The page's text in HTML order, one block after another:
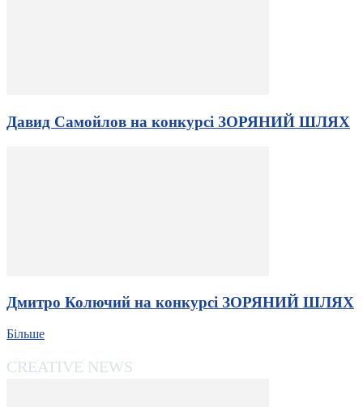
Давид Самойлов на конкурсі ЗОРЯНИЙ ШЛЯХ
Дмитро Колючий на конкурсі ЗОРЯНИЙ ШЛЯХ
Більше
CREATIVE NEWS